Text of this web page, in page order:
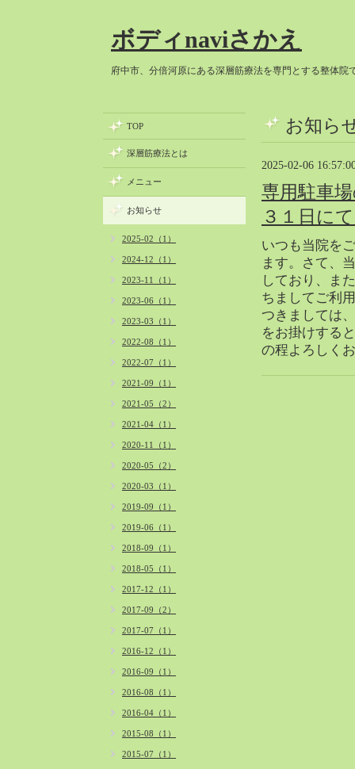
ボディnaviさかえ
府中市、分倍河原にある深層筋療法を専門とする整体院
お知ら
2025-02-06
専用駐車
３１日に
いつも当院を
ます。さて、
しており、ま
ちましてご利
つきましては
をお掛けする
の程よろしく
TOP
深層筋療法とは
メニュー
お知らせ
2025-02（1）
2024-12（1）
2023-11（1）
2023-06（1）
2023-03（1）
2022-08（1）
2022-07（1）
2021-09（1）
2021-05（2）
2021-04（1）
2020-11（1）
2020-05（2）
2020-03（1）
2019-09（1）
2019-06（1）
2018-09（1）
2018-05（1）
2017-12（1）
2017-09（2）
2017-07（1）
2016-12（1）
2016-09（1）
2016-08（1）
2016-04（1）
2015-08（1）
2015-07（1）